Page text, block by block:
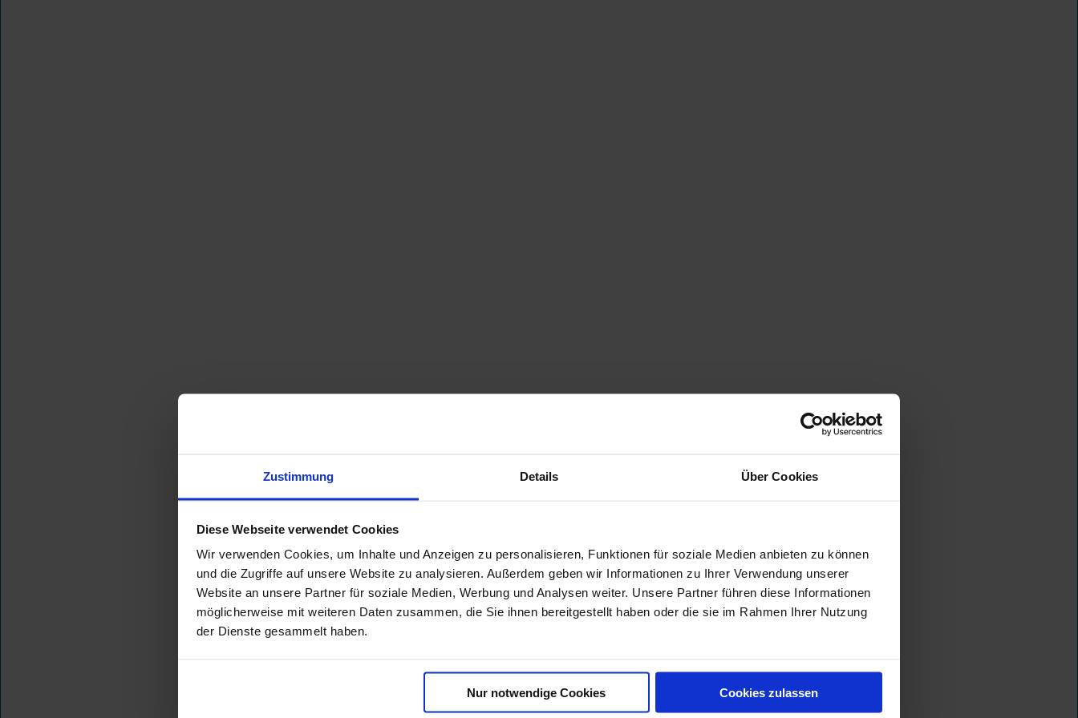
Zustimmung Details Über Cookies
Diese Webseite verwendet Cookies
Wir verwenden Cookies, um Inhalte und Anzeigen zu personalisieren, Funktionen für soziale Medien anbieten zu können
und die Zugriffe auf unsere Website zu analysieren. Außerdem geben wir Informationen zu Ihrer Verwendung unserer
Website an unsere Partner für soziale Medien, Werbung und Analysen weiter. Unsere Partner führen diese Informationen
möglicherweise mit weiteren Daten zusammen, die Sie ihnen bereitgestellt haben oder die sie im Rahmen Ihrer Nutzung
der Dienste gesammelt haben.
Nur notwendige Cookies Cookies zulassen